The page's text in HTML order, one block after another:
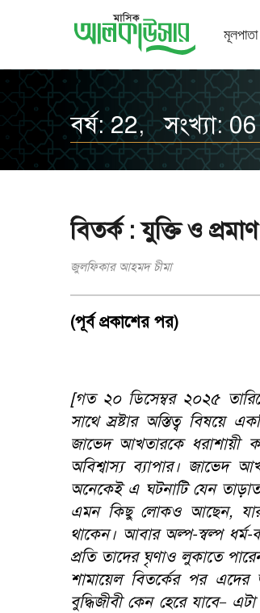
মূলপাতা
বর্ষ: 22, সংখ্যা: 06
বিতর্ক : যুক্তি ও প্রমাণ
জুলফিকার আহমদ চীমা
(পূর্ব প্রকাশের পর)
[গত ২০ ডিসেম্বর ২০২৫
সাথে স্রষ্টার অস্তিত্ব বিষয়ে
জাভেদ আখতারকে ধরাশায়ী
অবিশ্বাস্য ব্যাপার। জাভেদ
অনেকেই এ ঘটনাটি যেন
এমন কিছু লোকও আছেন,
থাকেন। আবার অল্প-স্বল্প
প্রতি তাদের ঘৃণাও লুকাতে
শামায়েল বিতর্কের পর
বুদ্ধিজীবী কেন হেরে যাবে–